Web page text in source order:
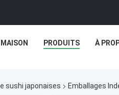
PRODUITS À
sushi japonaises Emballages